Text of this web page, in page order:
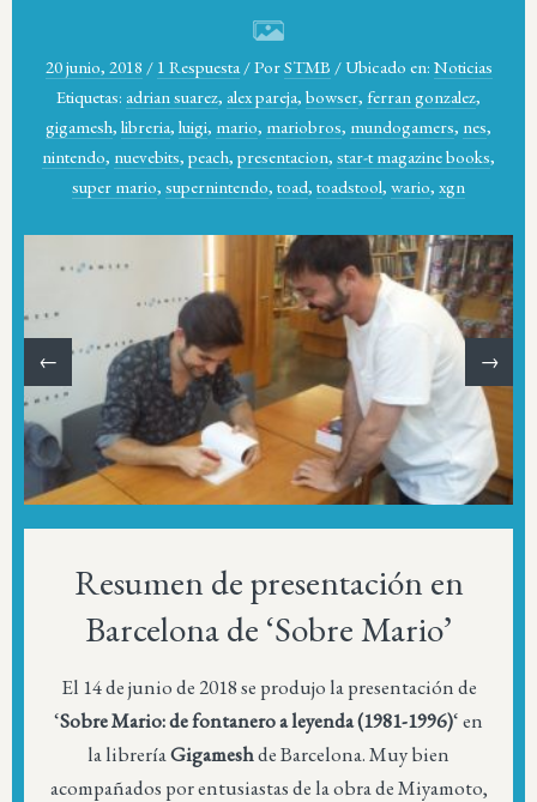
20 junio, 2018 / 1 Respuesta /PorSTMB / Ubicado en: Noticias
Etiquetas: adrian suarez, alex pareja, bowser, ferran gonzalez,
gigamesh, libreria, luigi, mario, mariobros, mundogamers, nes,
nintendo, nuevebits, peach, presentacion, star-t magazine books,
super mario, supernintendo, toad, toadstool, wario, xgn
← →
Resumen de presentación en
Barcelona de ‘Sobre Mario’
El 14 de junio de 2018 se produjo la presentación de
‘Sobre Mario: de fontanero a leyenda (1981-1996)‘ en
la libreríaGigameshde Barcelona. Muy bien
acompañados por entusiastas de la obra de Miyamoto,